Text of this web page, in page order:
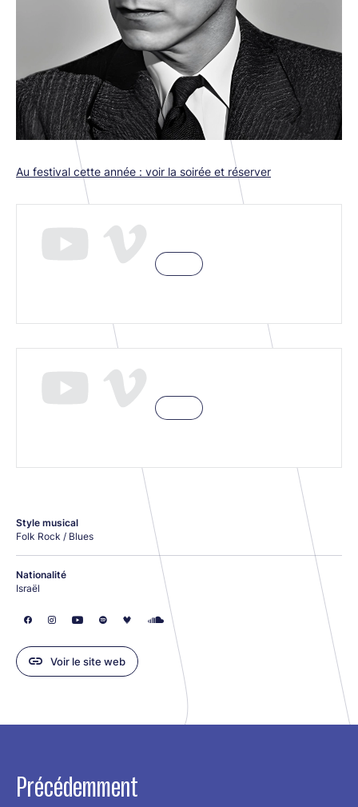
Style musical
Folk Rock / Blues
Nationalité
Israël
Voir le site web
Au festival cette année : voir la soirée et réserver
Précédemment